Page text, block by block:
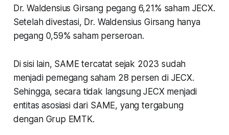
Dr. Waldensius Girsang pegang 6,21% saham JECX.
Setelah divestasi, Dr. Waldensius Girsang hanya
pegang 0,59% saham perseroan.
Di sisi lain, SAME tercatat sejak 2023 sudah
menjadi pemegang saham 28 persen di JECX.
Sehingga, secara tidak langsung JECX menjadi
entitas asosiasi dari SAME, yang tergabung
dengan Grup EMTK.